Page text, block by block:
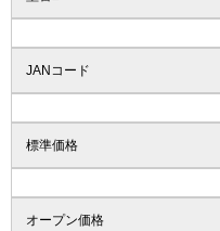
JANコード
標準価格
オープン価格